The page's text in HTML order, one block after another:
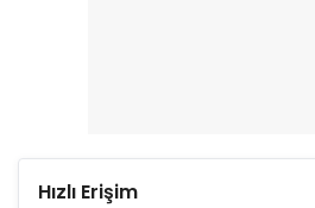
Hızlı Erişim